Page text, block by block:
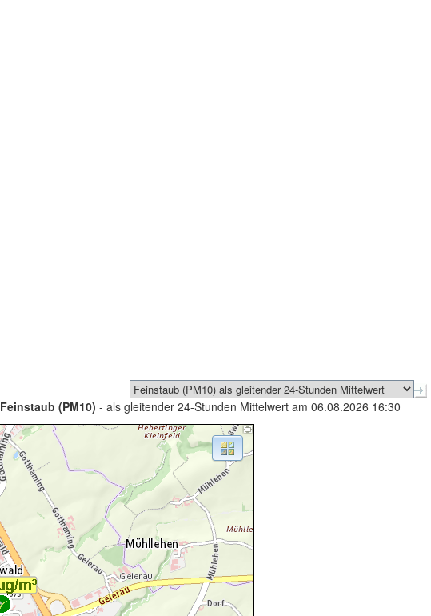
Feinstaub (PM10) - als gleitender 24-Stunden Mittelwert am 06.08.2026 16:30